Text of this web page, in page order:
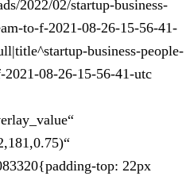
2022/02/startup-business-
to-f-2021-08-26-15-56-41-
business-people-
08-26-15-56-41-utc
top: 22px